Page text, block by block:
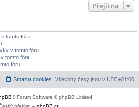
Přejít na
v tomto fóru
v tomto fóru
tomto fóru
fóru
Všechny časy jsou v UTC+01:00
Smazat cookies
® Forum Software © phpBB Limited
překlad – phpBB.cz